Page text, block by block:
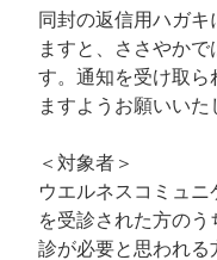
同封の返信用ハガ
ますと、ささやか
す。通知を受け取ら
ますようお願いいた
＜対象者＞
ウエルネスコミュ
を受診された方の
診が必要と思われる